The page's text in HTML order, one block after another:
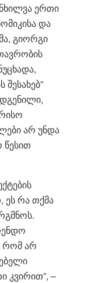
ერთი
და
გიორგი
არ უნდა
ეს რა თქმა
რომ არ
კვირით”, –